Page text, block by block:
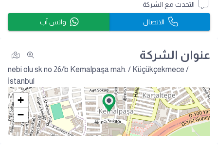
التحدث مع الشركة
الاتصال واتس آب
عنوان الشركة
nebi olu sk no 26/b Kemalpaşa mah. / Küçükçekmece /
İstanbul
+
−